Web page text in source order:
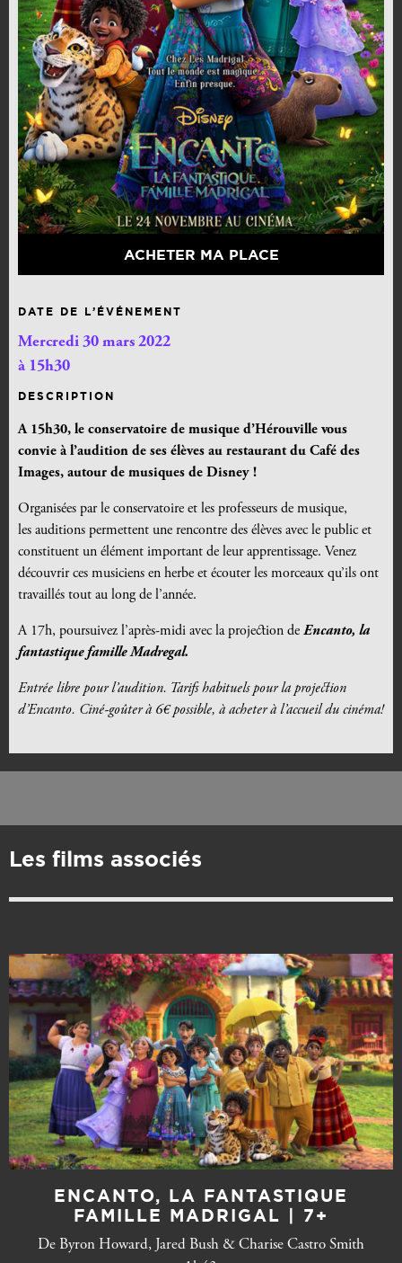
ACHETER MA PLACE
DATE DE L’ÉVÉNEMENT
Mercredi 30 mars 2022
à 15h30
DESCRIPTION
A 15h30, le conservatoire de musique d’Hérouville vous
convie à l’audition de ses élèves au restaurant du Café des
Images, autour de musiques de Disney !
Organisées par le conservatoire et les professeurs de musique,
les auditions permettent une rencontre des élèves avec le public et
constituent un élément important de leur apprentissage. Venez
découvrir ces musiciens en herbe et écouter les morceaux qu’ils ont
travaillés tout au long de l’année.
A 17h, poursuivez l’après-midi avec la projection de Encanto, la
fantastique famille Madregal.
Entrée libre pour l’audition. Tarifs habituels pour la projection
d’Encanto. Ciné-goûter à 6€ possible, à acheter à l’accueil du cinéma!
Les films associés
ENCANTO, LA FANTASTIQUE
FAMILLE MADRIGAL | 7+
De Byron Howard, Jared Bush & Charise Castro Smith